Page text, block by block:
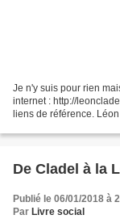
Je n'y suis pour rien
internet : http://
liens de référence.
De Cladel à la
Publié le 06/01/2018 à
Par Livre social